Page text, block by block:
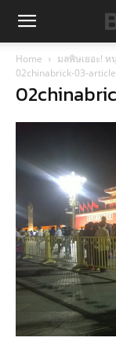
Home
มลพิษเยอะ! ห
02chinabrick-03-